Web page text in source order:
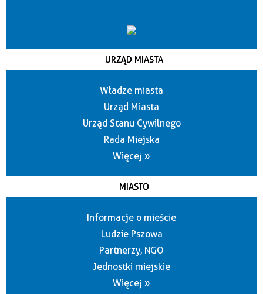
URZĄD MIASTA
Władze miasta
Urząd Miasta
Urząd Stanu Cywilnego
Rada Miejska
Więcej »
MIASTO
Informacje o mieście
Ludzie Pszowa
Partnerzy, NGO
Jednostki miejskie
Więcej »